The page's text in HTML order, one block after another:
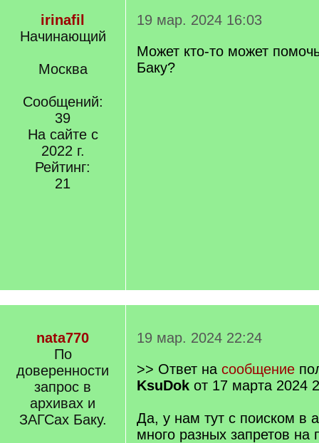
irinafil
Начинающий
Москва
Сообщений:
39
На сайте с
2022 г.
Рейтинг:
21
19 мар. 2024 16:03
Может кто-то может
Баку?
nata770
По
доверенности
запрос в
архивах и
ЗАГСах Баку.
19 мар. 2024 22:24
>> Ответ на сообщение
KsuDok от 17 марта 2024
Да, у нам тут с поиском в
много разных запретов на